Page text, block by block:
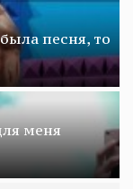
песня, то
меня